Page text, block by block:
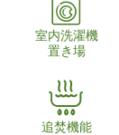
室内洗濯機
置き場
追焚機能